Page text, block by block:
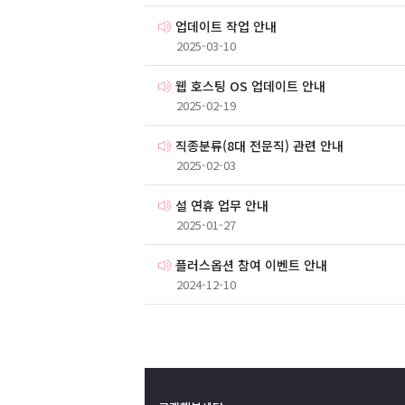
업데이트 작업 안내
2025-03-10
웹 호스팅 OS 업데이트 안내
2025-02-19
직종분류(8대 전문직) 관련 안내
2025-02-03
설 연휴 업무 안내
2025-01-27
플러스옵션 참여 이벤트 안내
2024-12-10